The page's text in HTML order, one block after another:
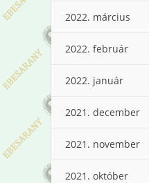
2022. március
2022. február
2022. január
2021. december
2021. november
2021. október